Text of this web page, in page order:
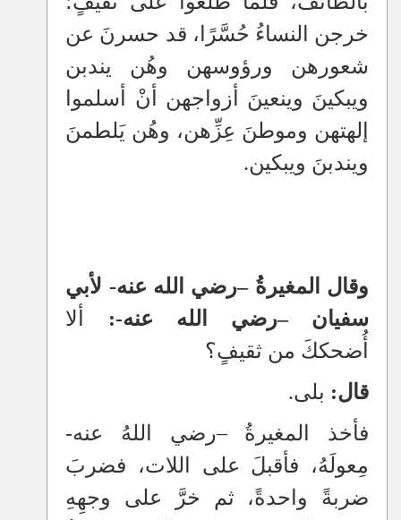
خرجن النساءُ حُسَّرًا، قد حسرنَ عن
شعورهن ورؤوسهن وهُن يندبن
ويبكينَ وينعينَ أزواجهن أنْ أسلموا
إلهتهن وموطنَ عِزِّهن، وهُن يَلطمنَ
ويندبنَ ويبكين.
وقال المغيرةُ–رضي الله عنه- لأبي
سفيان–رضي الله عنه-: ألا
أُضحككَ من ثقيفٍ؟
قال: بلى.
فأخذ المغيرةُ–رضي اللهُ عنه-
مِعولَهُ، فأقبلَ على اللات، فضربَ
ضربةً واحدةً، ثم خرَّ على وجهِهِ